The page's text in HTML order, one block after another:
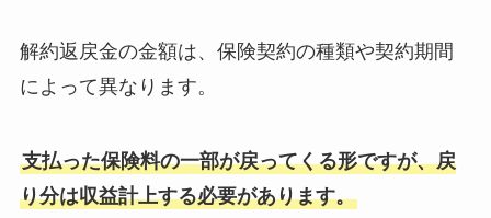
解約返戻金の金額は、保険契約の種類や契約期間
によって異なります。
支払った保険料の一部が戻ってくる形ですが、戻
り分は収益計上する必要があります。